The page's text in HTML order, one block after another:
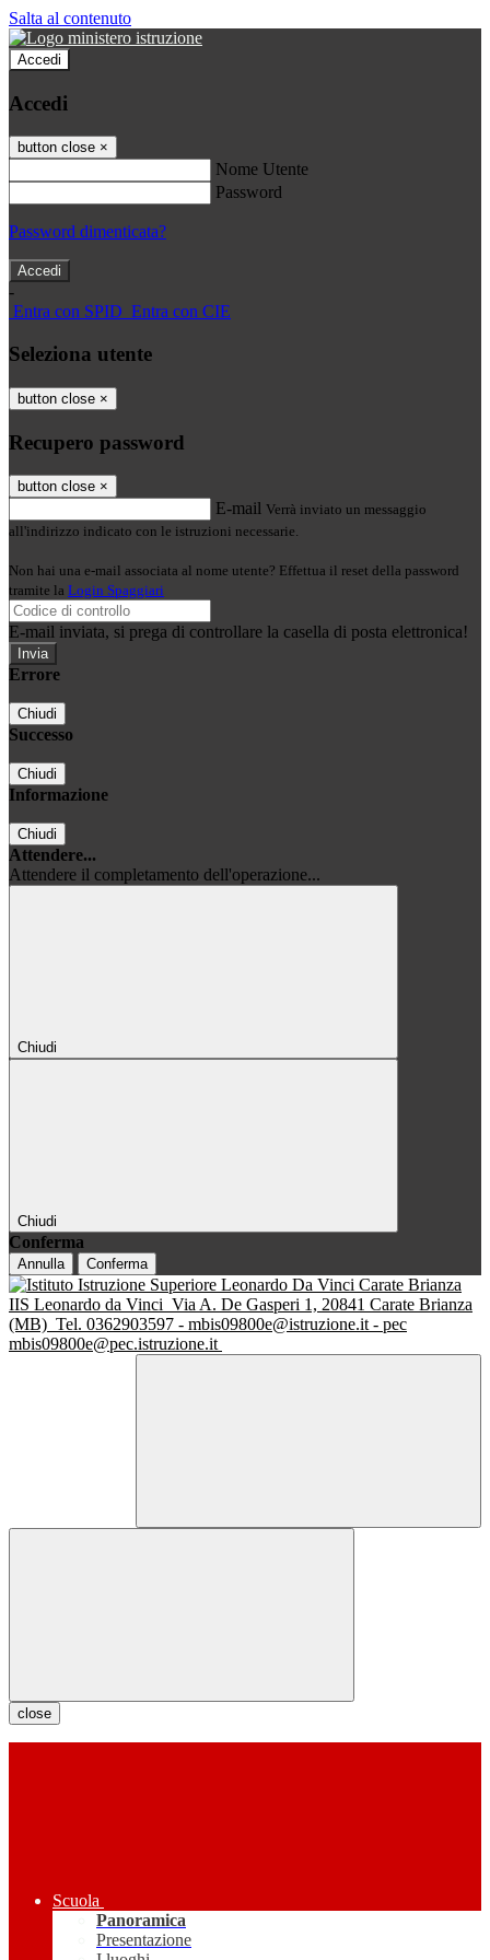
Salta al contenuto
Accedi
Accedi
button close ×
Nome Utente
Password
Password dimenticata?
-
Entra con SPID Entra con CIE
Seleziona utente
button close ×
Recupero password
button close ×
E-mail Verrà inviato un messaggio
all'indirizzo indicato con le istruzioni necessarie.
Non hai una e-mail associata al nome utente? Effettua il reset della password
tramite la Login Spaggiari
E-mail inviata, si prega di controllare la casella di posta elettronica!
Errore
Chiudi
Successo
Chiudi
Informazione
Chiudi
Attendere...
Attendere il completamento dell'operazione...
Chiudi
Chiudi
Conferma
Annulla Conferma
IIS Leonardo da Vinci Via A. De Gasperi 1, 20841 Carate Brianza
(MB) Tel. 0362903597 - mbis09800e@istruzione.it - pec
mbis09800e@pec.istruzione.it
close
Scuola
Panoramica
Presentazione